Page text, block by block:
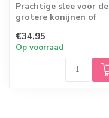
Prachtige slee voor de
grotere konijnen of
een heerlijk z...
€34,95
Op voorraad